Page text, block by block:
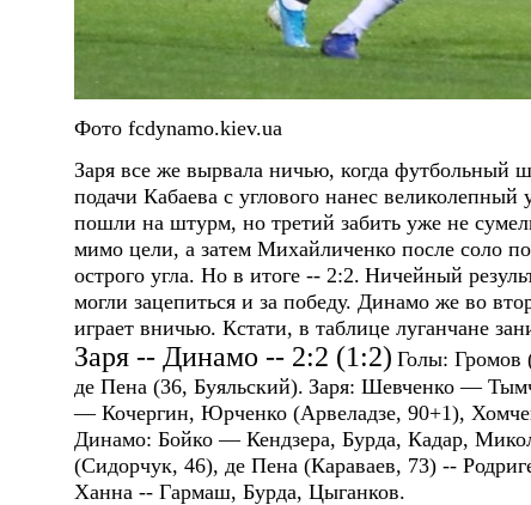
Фото fcdynamo.kiev.ua
Заря все же вырвала ничью, когда футбольный
подачи Кабаева с углового нанес
пошли на штурм, но третий забить уже не
мимо цели, а затем Михайличенко после соло
острого угла. Но в итоге -- 2:2. Ничейный
могли зацепиться и за победу. Динамо же во
играет вничью. Кстати, в таблице луганчане
Заря -- Динамо -- 2:2 (1:2) Голы: Громов
де Пена (36, Буяльский). Заря: Шевченко —
— Кочергин, Юрченко (Арвеладзе, 90+1),
Динамо: Бойко — Кендзера, Бурда, Кадар,
(Сидорчук, 46), де Пена (Караваев, 73) --
Ханна -- Гармаш, Бурда, Цыганков.